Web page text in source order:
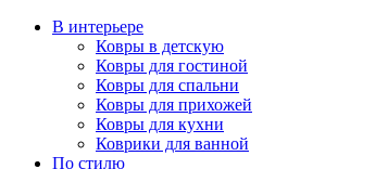
В интерьере
Ковры в детскую
Ковры для гостиной
Ковры для спальни
Ковры для прихожей
Ковры для кухни
Коврики для ванной
По стилю